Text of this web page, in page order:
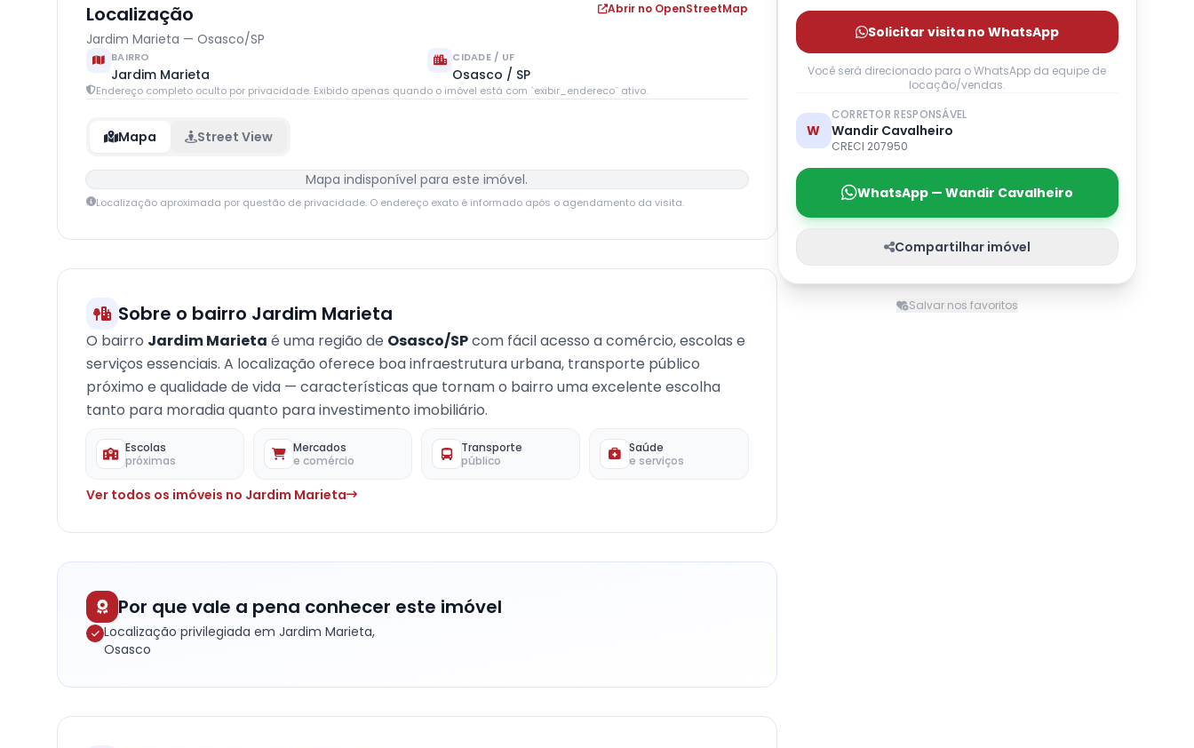
Localização
Jardim Marieta — Osasco/SP
Abrir no OpenStreetMap
BAIRRO
Jardim Marieta
CIDADE / UF
Osasco / SP
Endereço completo oculto por privacidade. Exibido apenas quando o imóvel está com `exibir_endereco` ativo.
Mapa Street View
Mapa indisponível para este imóvel.
Localização aproximada por questão de privacidade. O endereço exato é informado após o agendamento da visita.
Sobre o bairro Jardim Marieta
O bairro Jardim Marieta é uma região de Osasco/SPcom fácil acesso a comércio, escolas e
serviços essenciais. A localização oferece boa infraestrutura urbana, transporte público
próximo e qualidade de vida — características que tornam o bairro uma excelente escolha
tanto para moradia quanto para investimento imobiliário.
Escolas
próximas
Mercados
e comércio
Transporte
público
Saúde
e serviços
Ver todos os imóveis no Jardim Marieta
Por que vale a pena conhecer este imóvel
Localização privilegiada em Jardim Marieta,
Osasco
Solicitar visita no WhatsApp
Você será direcionado para o WhatsApp da equipe de
locação/vendas.
W
CORRETOR RESPONSÁVEL
Wandir Cavalheiro
CRECI 207950
WhatsApp — Wandir Cavalheiro
Compartilhar imóvel
Salvar nos favoritos